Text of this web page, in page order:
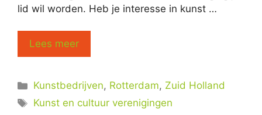
lid wil worden. Heb je interesse in kunst …
Lees meer
Categorieën
Kunstbedrijven, Rotterdam, Zuid Holland
Tags
Kunst en cultuur verenigingen